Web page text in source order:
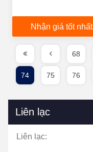
Nhận giá tốt nhất
68
74 75 76
Liên lạc
Liên lạc: